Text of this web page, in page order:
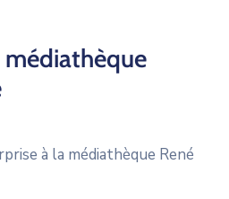
médiathèque
à la médiathèque René